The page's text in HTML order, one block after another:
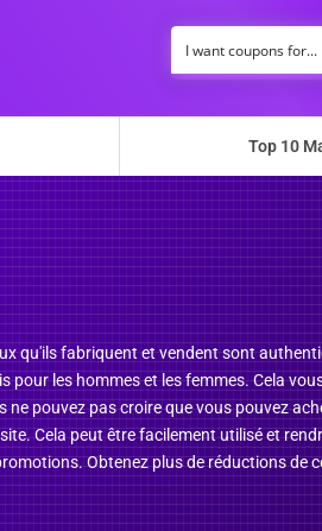
Top 10
qu'ils fabriquent et vendent sont
les hommes et les femmes. Cela
pouvez pas croire que vous pouvez
Cela peut être facilement utilisé et
Obtenez plus de réductions de